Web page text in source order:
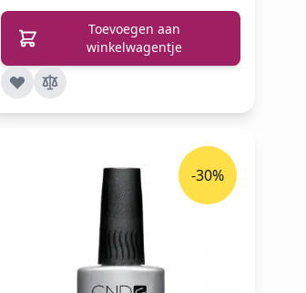
Toevoegen aan
winkelwagentje
-30%